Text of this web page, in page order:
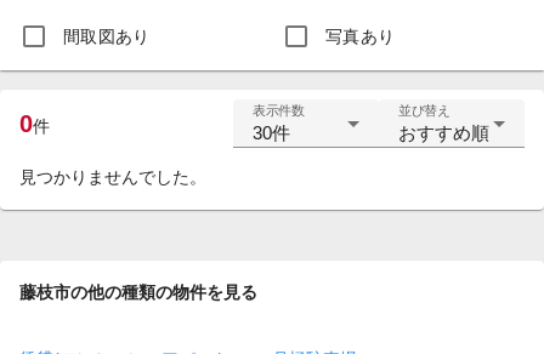
間取図あり 写真あり
0件
表示件数
30件
並び替え
おすすめ順
見つかりませんでした。
藤枝市の他の種類の物件を見る